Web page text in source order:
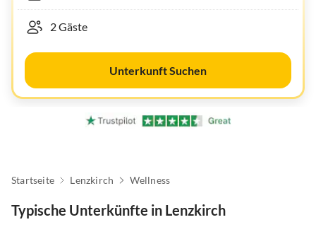
Unterkunft Suchen
Startseite Lenzkirch Wellness
Typische Unterkünfte in Lenzkirch